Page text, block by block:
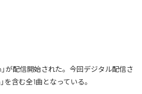
」が配信開始された。今回デジタル配信さ
を含む全1曲となっている。